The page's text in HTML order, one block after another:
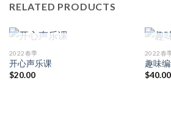
RELATED PRODUCTS
OUT OF STOCK
2022春季
开心声乐课
$20.00
2022春
趣味
$40.00